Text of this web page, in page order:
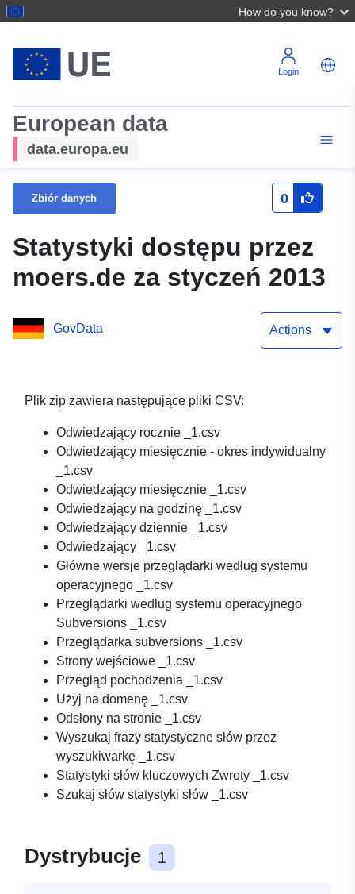
How do you know?
Login
European data
data.europa.eu
Zbiór danych 0
Statystyki dostępu przez
moers.de za styczeń 2013
GovData Actions
Plik zip zawiera następujące pliki CSV:
Odwiedzający rocznie _1.csv
Odwiedzający miesięcznie - okres indywidualny
_1.csv
Odwiedzający miesięcznie _1.csv
Odwiedzający na godzinę _1.csv
Odwiedzający dziennie _1.csv
Odwiedzający _1.csv
Główne wersje przeglądarki według systemu
operacyjnego _1.csv
Przeglądarki według systemu operacyjnego
Subversions _1.csv
Przeglądarka subversions _1.csv
Strony wejściowe _1.csv
Przegląd pochodzenia _1.csv
Użyj na domenę _1.csv
Odsłony na stronie _1.csv
Wyszukaj frazy statystyczne słów przez
wyszukiwarkę _1.csv
Statystyki słów kluczowych Zwroty _1.csv
Szukaj słów statystyki słów _1.csv
Dystrybucje 1